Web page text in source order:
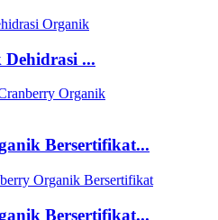
...
Bersertifikat...
Bersertifikat...